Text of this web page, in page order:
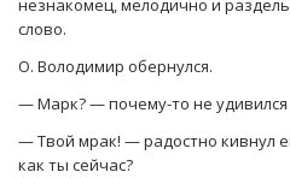
незнакомец, мелодично и
слово.
О. Володимир обернулся.
— Марк? — почему-то не
— Твой мрак! — радостно кивнул
как ты сейчас?